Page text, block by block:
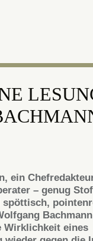
ein
– genug
Wirklichkeit eines